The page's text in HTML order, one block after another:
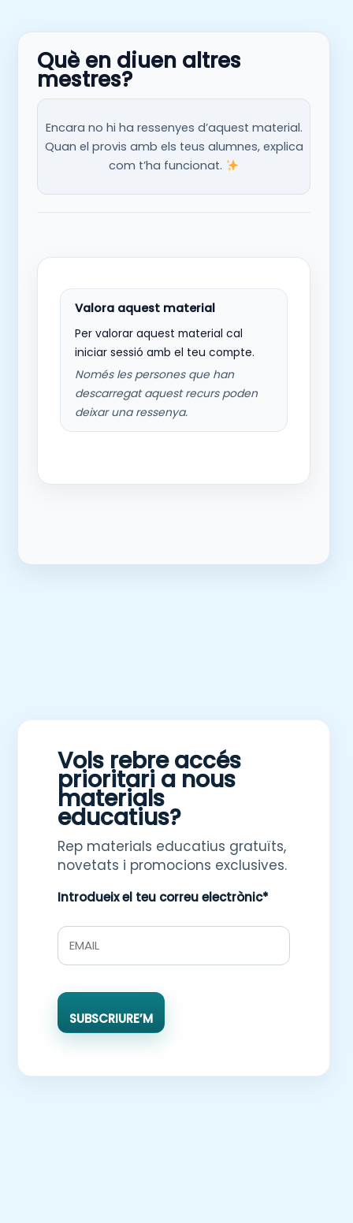
Què en diuen altres
mestres?
Encara no hi ha ressenyes d’aquest material.
Quan el provis amb els teus alumnes, explica
com t’ha funcionat.
Per valorar aquest material cal
iniciar sessió amb el teu compte.
Només les persones que han
descarregat aquest recurs poden
deixar una ressenya.
Vols rebre accés
prioritari a nous
materials
educatius?
Rep materials educatius gratuïts,
novetats i promocions exclusives.
Introdueix el teu correu electrònic*
SUBSCRIURE’M